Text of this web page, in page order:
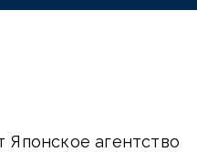
агентство